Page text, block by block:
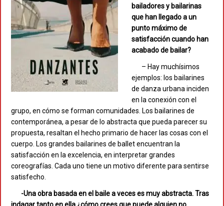
bailadores y bailarinas
que han llegado a un
punto máximo de
satisfacción cuando han
acabado de bailar?
– Hay muchísimos
ejemplos: los bailarines
de danza urbana inciden
en la conexión con el
grupo, en cómo se forman comunidades. Los bailarines de
contemporánea, a pesar de lo abstracta que pueda parecer su
propuesta, resaltan el hecho primario de hacer las cosas con el
cuerpo. Los grandes bailarines de ballet encuentran la
satisfacción en la excelencia, en interpretar grandes
coreografías. Cada uno tiene un motivo diferente para sentirse
satisfecho.
-Una obra basada en el baile a veces es muy abstracta. Tras